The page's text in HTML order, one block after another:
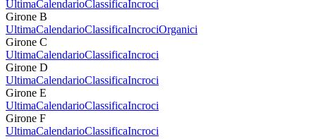
UltimaCalendarioClassificaIncroci
Girone B
UltimaCalendarioClassificaIncrociOrganici
Girone C
UltimaCalendarioClassificaIncroci
Girone D
UltimaCalendarioClassificaIncroci
Girone E
UltimaCalendarioClassificaIncroci
Girone F
UltimaCalendarioClassificaIncroci